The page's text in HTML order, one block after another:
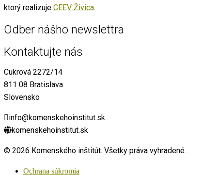
ktorý realizuje CEEV Živica.
Odber nášho newslettra
Kontaktujte nás
Cukrová 2272/14
811 08 Bratislava
Slovensko
info@komenskehoinstitut.sk
komenskehoinstitut.sk
© 2026 Komenského inštitút. Všetky práva vyhradené.
Ochrana súkromia